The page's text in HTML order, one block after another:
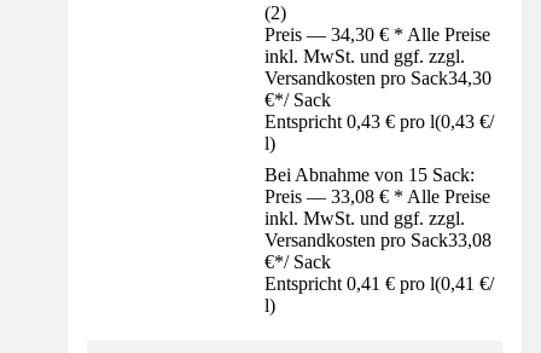
(2)
Preis — 34,30 € * Alle Preise
inkl. MwSt. und ggf. zzgl.
Versandkosten pro Sack34,30
€*/ Sack
Entspricht 0,43 € pro l(0,43 €/
l)
Bei Abnahme von 15 Sack:
Preis — 33,08 € * Alle Preise
inkl. MwSt. und ggf. zzgl.
Versandkosten pro Sack33,08
€*/ Sack
Entspricht 0,41 € pro l(0,41 €/
l)